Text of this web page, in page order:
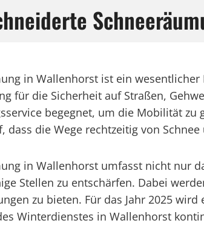
in Wallenhorst ist ein
für die Sicherheit auf Straßen,
begegnet, um die Mobilität
dass die Wege rechtzeitig von
in Wallenhorst umfasst nicht nur
Stellen zu entschärfen. Dabei
zu bieten. Für das Jahr 2025
Winterdienstes in Wallenhorst